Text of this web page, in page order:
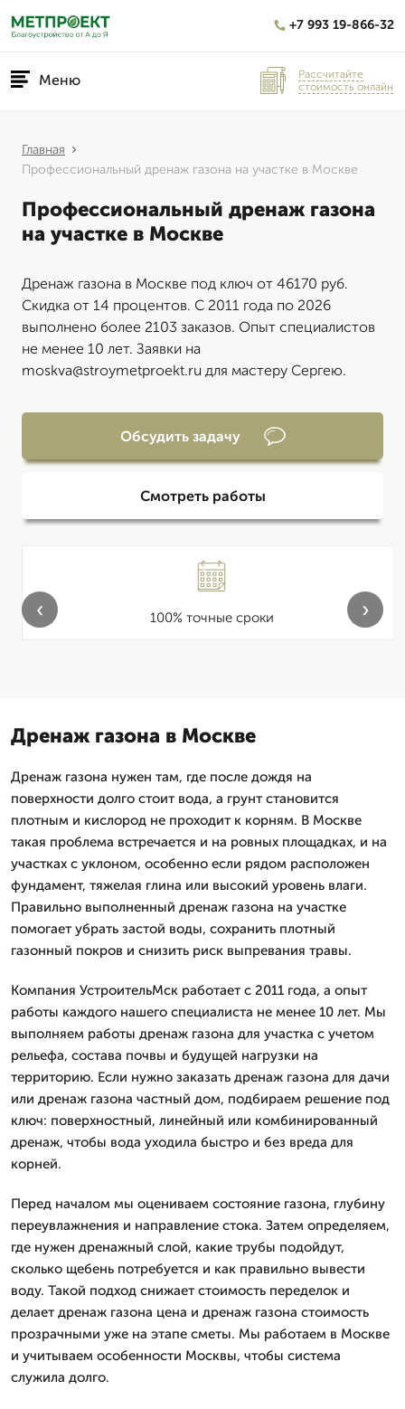
+7 993 19-866-32
Меню
Рассчитайте
стоимость онлайн
Главная
Профессиональный дренаж газона на участке в Москве
Профессиональный дренаж газона
на участке в Москве
Дренаж газона в Москве под ключ от 46170 руб.
Скидка от 14 процентов. С 2011 года по 2026
выполнено более 2103 заказов. Опыт специалистов
не менее 10 лет. Заявки на
moskva@stroymetproekt.ru для мастеру Сергею.
Обсудить задачу
Смотреть работы
100% точные сроки
‹ ›
Дренаж газона в Москве
Дренаж газона нужен там, где после дождя на
поверхности долго стоит вода, а грунт становится
плотным и кислород не проходит к корням. В Москве
такая проблема встречается и на ровных площадках, и на
участках с уклоном, особенно если рядом расположен
фундамент, тяжелая глина или высокий уровень влаги.
Правильно выполненный дренаж газона на участке
помогает убрать застой воды, сохранить плотный
газонный покров и снизить риск выпревания травы.
Компания УстроительМск работает с 2011 года, а опыт
работы каждого нашего специалиста не менее 10 лет. Мы
выполняем работы дренаж газона для участка с учетом
рельефа, состава почвы и будущей нагрузки на
территорию. Если нужно заказать дренаж газона для дачи
или дренаж газона частный дом, подбираем решение под
ключ: поверхностный, линейный или комбинированный
дренаж, чтобы вода уходила быстро и без вреда для
корней.
Перед началом мы оцениваем состояние газона, глубину
переувлажнения и направление стока. Затем определяем,
где нужен дренажный слой, какие трубы подойдут,
сколько щебень потребуется и как правильно вывести
воду. Такой подход снижает стоимость переделок и
делает дренаж газона цена и дренаж газона стоимость
прозрачными уже на этапе сметы. Мы работаем в Москве
и учитываем особенности Москвы, чтобы система
служила долго.